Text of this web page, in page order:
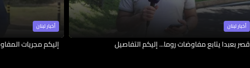
أخبار لبنان
قصر بعبدا يتابع مفاوضات روما... إليكم التفاصيل
أخبار لبنان
إليكم مجريات